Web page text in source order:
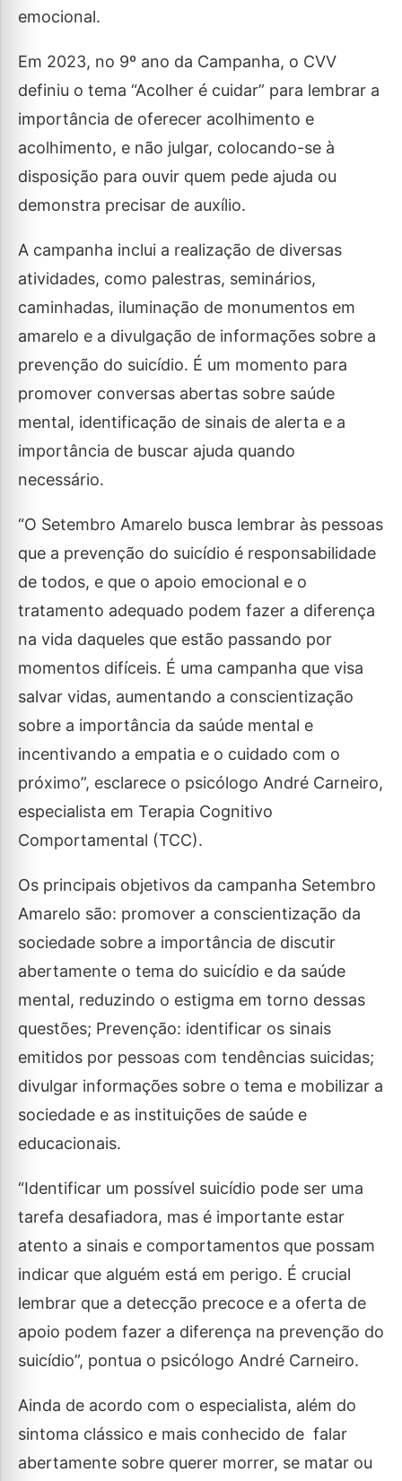
emocional.
Em 2023, no 9º ano da Campanha, o CVV
definiu o tema “Acolher é cuidar” para lembrar a
importância de oferecer acolhimento e
acolhimento, e não julgar, colocando-se à
disposição para ouvir quem pede ajuda ou
demonstra precisar de auxílio.
A campanha inclui a realização de diversas
atividades, como palestras, seminários,
caminhadas, iluminação de monumentos em
amarelo e a divulgação de informações sobre a
prevenção do suicídio. É um momento para
promover conversas abertas sobre saúde
mental, identificação de sinais de alerta e a
importância de buscar ajuda quando
necessário.
“O Setembro Amarelo busca lembrar às pessoas
que a prevenção do suicídio é responsabilidade
de todos, e que o apoio emocional e o
tratamento adequado podem fazer a diferença
na vida daqueles que estão passando por
momentos difíceis. É uma campanha que visa
salvar vidas, aumentando a conscientização
sobre a importância da saúde mental e
incentivando a empatia e o cuidado com o
próximo”, esclarece o psicólogo André Carneiro,
especialista em Terapia Cognitivo
Comportamental (TCC).
Os principais objetivos da campanha Setembro
Amarelo são: promover a conscientização da
sociedade sobre a importância de discutir
abertamente o tema do suicídio e da saúde
mental, reduzindo o estigma em torno dessas
questões; Prevenção: identificar os sinais
emitidos por pessoas com tendências suicidas;
divulgar informações sobre o tema e mobilizar a
sociedade e as instituições de saúde e
educacionais.
“Identificar um possível suicídio pode ser uma
tarefa desafiadora, mas é importante estar
atento a sinais e comportamentos que possam
indicar que alguém está em perigo. É crucial
lembrar que a detecção precoce e a oferta de
apoio podem fazer a diferença na prevenção do
suicídio”, pontua o psicólogo André Carneiro.
Ainda de acordo com o especialista, além do
sintoma clássico e mais conhecido de falar
abertamente sobre querer morrer, se matar ou